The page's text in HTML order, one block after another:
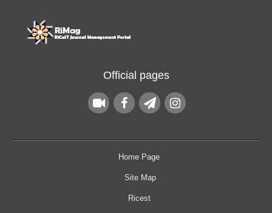
Official pages
Home Page
Site Map
Ricest